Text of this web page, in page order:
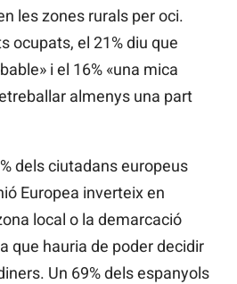
les zones rurals per oci.
ocupats, el 21% diu que
i el 16% «una mica
almenys una part
dels ciutadans europeus
Europea inverteix en
local o la demarcació
que hauria de poder decidir
Un 69% dels espanyols